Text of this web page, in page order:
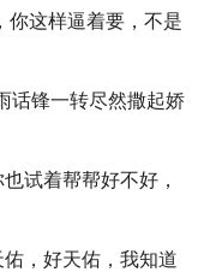
你这样逼着要，不是
话锋一转尽然撒起娇
试着帮帮好不好，
，好天佑，我知道